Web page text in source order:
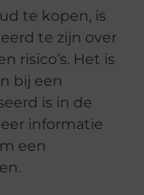
te kopen, is
te zijn over
risico’s. Het is
bij een
is in de
informatie
een